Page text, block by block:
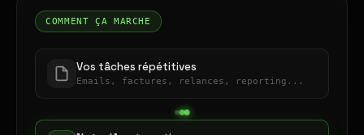
COMMENT ÇA MARCHE
Vos tâches répétitives
Emails, factures, relances, reporting...